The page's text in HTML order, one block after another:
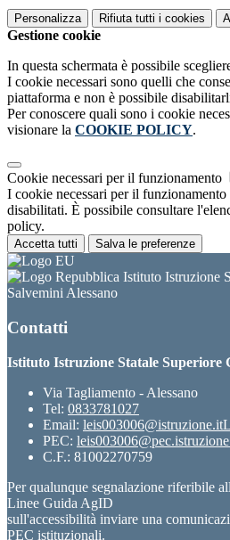
Personalizza Rifiuta tutti i cookies
Gestione cookie
In questa schermata è possibile
I cookie necessari sono quelli che
piattaforma e non è possibile
Per conoscere quali sono i cookie
visionare la COOKIE POLICY.
Cookie necessari per il funzionamento
I cookie necessari per il funzionamento
disabilitati. È possibile consultare
policy.
Accetta tutti Salva le preferenze
Istituto Istruzione
Salvemini Alessano
Contatti
Istituto Istruzione Statale Superiore
Via Tagliamento - Alessano
Tel: 0833781027
Email: leis003006@istruzione.it
PEC:
C.F.: 81002270759
Per qualunque segnalazione riferibile
Linee Guida AgID
sull'accessibilità inviare una
PEC istituzionali.